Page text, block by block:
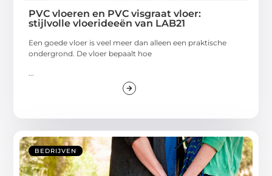
PVC vloeren en PVC visgraat vloer:
stijlvolle vloerideeën van LAB21
Een goede vloer is veel meer dan alleen een praktische
ondergrond. De vloer bepaalt hoe
...
BEDRIJVEN